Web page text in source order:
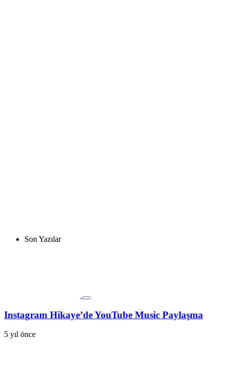
Son Yazılar
Instagram Hikaye’de YouTube Music Paylaşma
5 yıl önce